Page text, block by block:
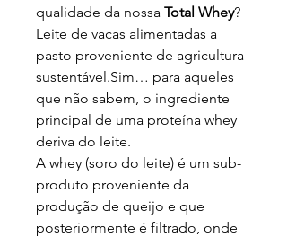
qualidade da nossa Total Whey?
Leite de vacas alimentadas a
pasto proveniente de agricultura
sustentável.Sim… para aqueles
que não sabem, o ingrediente
principal de uma proteína whey
deriva do leite.
A whey (soro do leite) é um sub-
produto proveniente da
produção de queijo e que
posteriormente é filtrado, onde